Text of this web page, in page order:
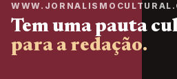
Tem uma pauta
para a redação.